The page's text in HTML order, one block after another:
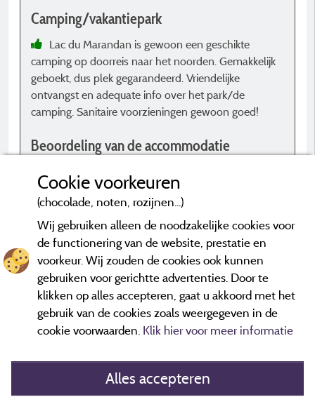
Camping/vakantiepark
Lac du Marandan is gewoon een geschikte
camping op doorreis naar het noorden. Gemakkelijk
geboekt, dus plek gegarandeerd. Vriendelijke
ontvangst en adequate info over het park/de
camping. Sanitaire voorzieningen gewoon goed!
Beoordeling van de accommodatie
*Beoordelingen die niet ouder zijn dan drie jaar en een controle
hebben ondergaan.Meer informatie
Cookie voorkeuren
(chocolade, noten, rozijnen...)
Wij gebruiken alleen de noodzakelijke cookies voor
de functionering van de website, prestatie en
voorkeur. Wij zouden de cookies ook kunnen
gebruiken voor gerichtte advertenties. Door te
klikken op alles accepteren, gaat u akkoord met het
gebruik van de cookies zoals weergegeven in de
cookie voorwaarden. Klik hier voor meer informatie
Alles accepteren